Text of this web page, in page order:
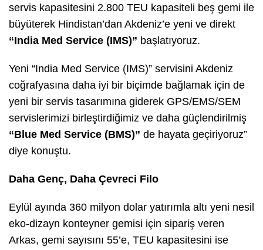
servis kapasitesini 2.800 TEU kapasiteli beş gemi ile
büyüterek Hindistan’dan Akdeniz’e yeni ve direkt
“India Med Service (IMS)” başlatıyoruz.
Yeni “India Med Service (IMS)” servisini Akdeniz
coğrafyasına daha iyi bir biçimde bağlamak için de
yeni bir servis tasarımına giderek GPS/EMS/SEM
servislerimizi birleştirdiğimiz ve daha güçlendirilmiş
“Blue Med Service (BMS)” de hayata geçiriyoruz”
diye konuştu.
Daha Genç, Daha Çevreci Filo
Eylül ayında 360 milyon dolar yatırımla altı yeni nesil
eko-dizayn konteyner gemisi için sipariş veren
Arkas, gemi sayısını 55’e, TEU kapasitesini ise